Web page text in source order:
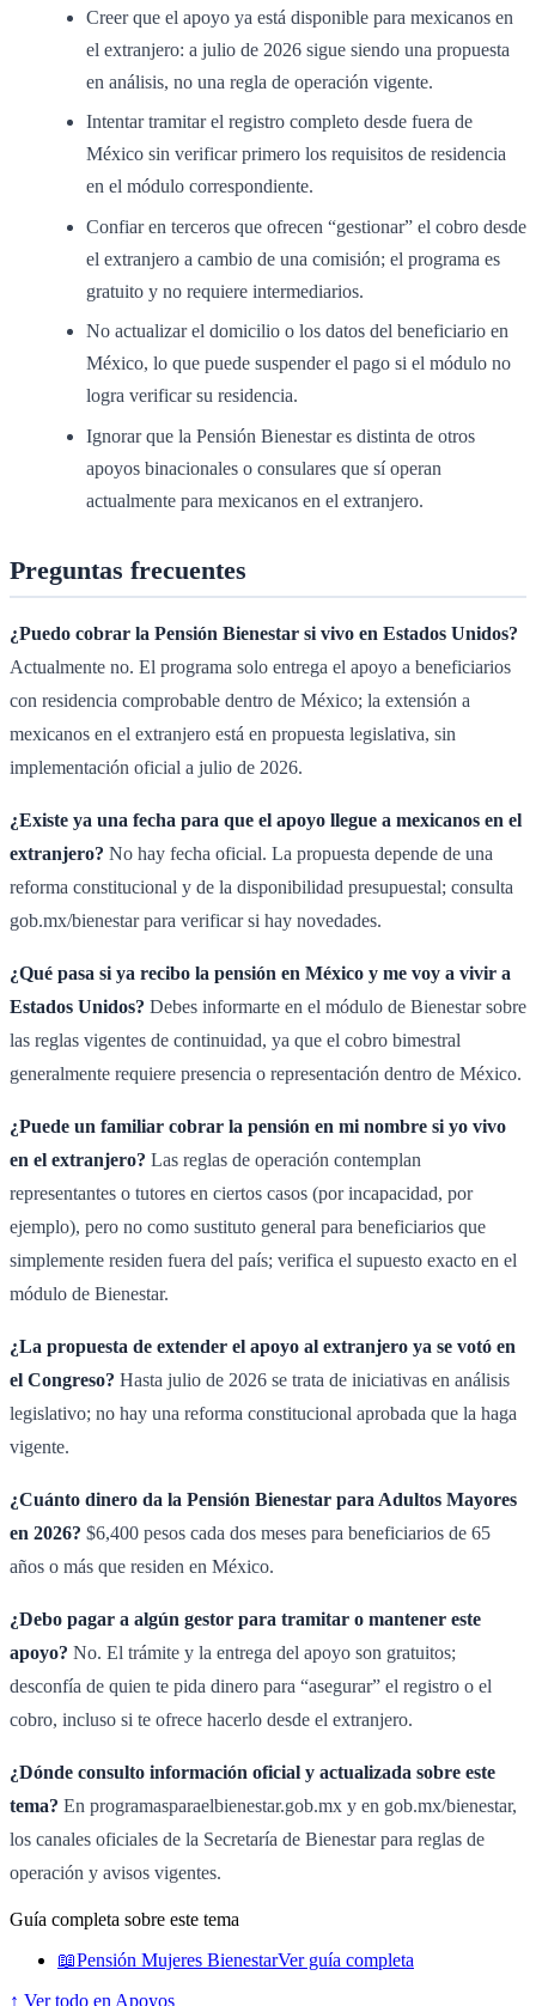
Creer que el apoyo ya está disponible para mexicanos en
el extranjero: a julio de 2026 sigue siendo una propuesta
en análisis, no una regla de operación vigente.
Intentar tramitar el registro completo desde fuera de
México sin verificar primero los requisitos de residencia
en el módulo correspondiente.
Confiar en terceros que ofrecen “gestionar” el cobro desde
el extranjero a cambio de una comisión; el programa es
gratuito y no requiere intermediarios.
No actualizar el domicilio o los datos del beneficiario en
México, lo que puede suspender el pago si el módulo no
logra verificar su residencia.
Ignorar que la Pensión Bienestar es distinta de otros
apoyos binacionales o consulares que sí operan
actualmente para mexicanos en el extranjero.
Preguntas frecuentes
¿Puedo cobrar la Pensión Bienestar si vivo en Estados Unidos?
Actualmente no. El programa solo entrega el apoyo a beneficiarios
con residencia comprobable dentro de México; la extensión a
mexicanos en el extranjero está en propuesta legislativa, sin
implementación oficial a julio de 2026.
¿Existe ya una fecha para que el apoyo llegue a mexicanos en el
extranjero? No hay fecha oficial. La propuesta depende de una
reforma constitucional y de la disponibilidad presupuestal; consulta
gob.mx/bienestar para verificar si hay novedades.
¿Qué pasa si ya recibo la pensión en México y me voy a vivir a
Estados Unidos? Debes informarte en el módulo de Bienestar sobre
las reglas vigentes de continuidad, ya que el cobro bimestral
generalmente requiere presencia o representación dentro de México.
¿Puede un familiar cobrar la pensión en mi nombre si yo vivo
en el extranjero? Las reglas de operación contemplan
representantes o tutores en ciertos casos (por incapacidad, por
ejemplo), pero no como sustituto general para beneficiarios que
simplemente residen fuera del país; verifica el supuesto exacto en el
módulo de Bienestar.
¿La propuesta de extender el apoyo al extranjero ya se votó en
el Congreso? Hasta julio de 2026 se trata de iniciativas en análisis
legislativo; no hay una reforma constitucional aprobada que la haga
vigente.
¿Cuánto dinero da la Pensión Bienestar para Adultos Mayores
en 2026? $6,400 pesos cada dos meses para beneficiarios de 65
años o más que residen en México.
¿Debo pagar a algún gestor para tramitar o mantener este
apoyo? No. El trámite y la entrega del apoyo son gratuitos;
desconfía de quien te pida dinero para “asegurar” el registro o el
cobro, incluso si te ofrece hacerlo desde el extranjero.
¿Dónde consulto información oficial y actualizada sobre este
tema? En programasparaelbienestar.gob.mx y en gob.mx/bienestar,
los canales oficiales de la Secretaría de Bienestar para reglas de
operación y avisos vigentes.
Guía completa sobre este tema
📖Pensión Mujeres BienestarVer guía completa
↑ Ver todo en Apoyos